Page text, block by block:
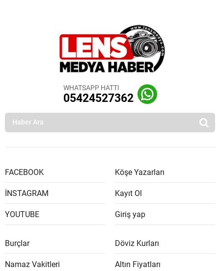
WHATSAPP HATTI
05424527362
FACEBOOK
İNSTAGRAM
YOUTUBE
Köşe Yazarları
Kayıt Ol
Giriş yap
Burçlar
Namaz Vakitleri
Döviz Kurları
Altın Fiyatları